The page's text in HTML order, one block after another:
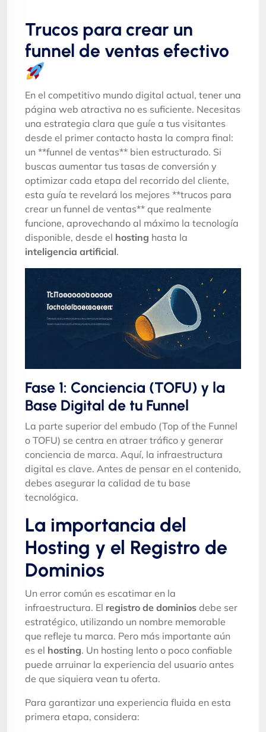
Trucos para crear un
funnel de ventas efectivo
En el competitivo mundo digital actual, tener una
página web atractiva no es suficiente. Necesitas
una estrategia clara que guíe a tus visitantes
desde el primer contacto hasta la compra final:
un **funnel de ventas** bien estructurado. Si
buscas aumentar tus tasas de conversión y
optimizar cada etapa del recorrido del cliente,
esta guía te revelará los mejores **trucos para
crear un funnel de ventas** que realmente
funcione, aprovechando al máximo la tecnología
disponible, desde el hosting hasta la
inteligencia artificial.
Fase 1: Conciencia (TOFU) y la
Base Digital de tu Funnel
La parte superior del embudo (Top of the Funnel
o TOFU) se centra en atraer tráfico y generar
conciencia de marca. Aquí, la infraestructura
digital es clave. Antes de pensar en el contenido,
debes asegurar la calidad de tu base
tecnológica.
La importancia del
Hosting y el Registro de
Dominios
Un error común es escatimar en la
infraestructura. El registro de dominios debe ser
estratégico, utilizando un nombre memorable
que refleje tu marca. Pero más importante aún
es el hosting. Un hosting lento o poco confiable
puede arruinar la experiencia del usuario antes
de que siquiera vean tu oferta.
Para garantizar una experiencia fluida en esta
primera etapa, considera: